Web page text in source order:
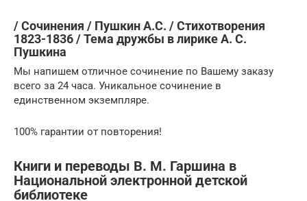
/ Сочинения / Пушкин А.С. / Стихотворения
1823-1836 / Тема дружбы в лирике А. С.
Пушкина
Мы напишем отличное сочинение по Вашему заказу
всего за 24 часа. Уникальное сочинение в
единственном экземпляре.
100% гарантии от повторения!
Книги и переводы В. М. Гаршина в
Национальной электронной детской
библиотеке